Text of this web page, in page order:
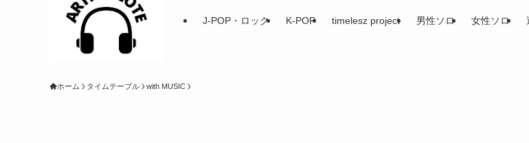
J-POP・ロック K-POP timelesz project 男性ソロ 女性ソロ
ホーム タイムテーブル with MUSIC